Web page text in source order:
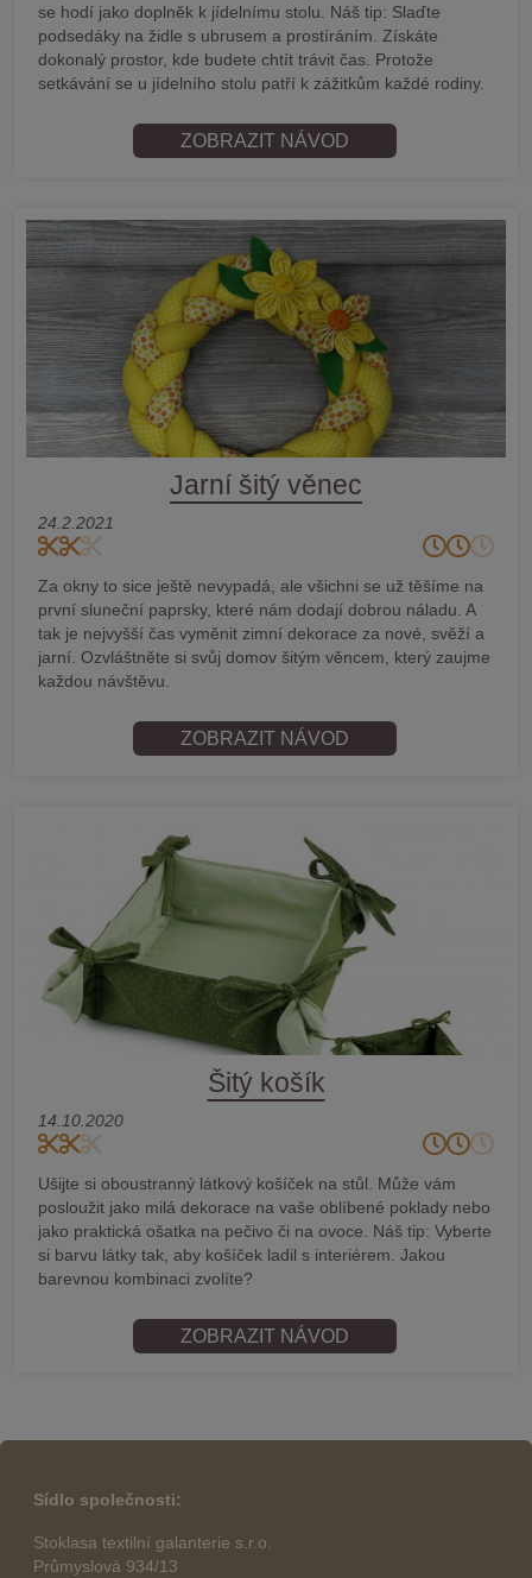
se hodí jako doplněk k jídelnímu stolu. Náš tip: Slaďte
podsedáky na židle s ubrusem a prostíráním. Získáte
dokonalý prostor, kde budete chtít trávit čas. Protože
setkávání se u jídelního stolu patří k zážitkům každé rodiny.
ZOBRAZIT NÁVOD
Jarní šitý věnec
24.2.2021
Za okny to sice ještě nevypadá, ale všichni se už těšíme na
první sluneční paprsky, které nám dodají dobrou náladu. A
tak je nejvyšší čas vyměnit zimní dekorace za nové, svěží a
jarní. Ozvláštněte si svůj domov šitým věncem, který zaujme
každou návštěvu.
ZOBRAZIT NÁVOD
Šitý košík
14.10.2020
Ušijte si oboustranný látkový košíček na stůl. Může vám
posloužit jako milá dekorace na vaše oblíbené poklady nebo
jako praktická ošatka na pečivo či na ovoce. Náš tip: Vyberte
si barvu látky tak, aby košíček ladil s interiérem. Jakou
barevnou kombinaci zvolíte?
ZOBRAZIT NÁVOD
Sídlo společnosti:
Stoklasa textilní galanterie s.r.o.
Průmyslová 934/13